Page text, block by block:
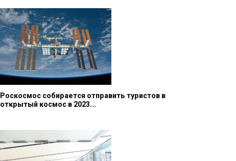
Роскосмос собирается отправить туристов в
открытый космос в 2023...